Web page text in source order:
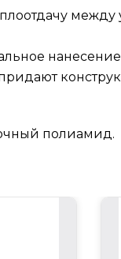
полиамид.